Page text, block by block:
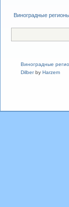
Виноградные
Виноградные
Dilberby Harzem